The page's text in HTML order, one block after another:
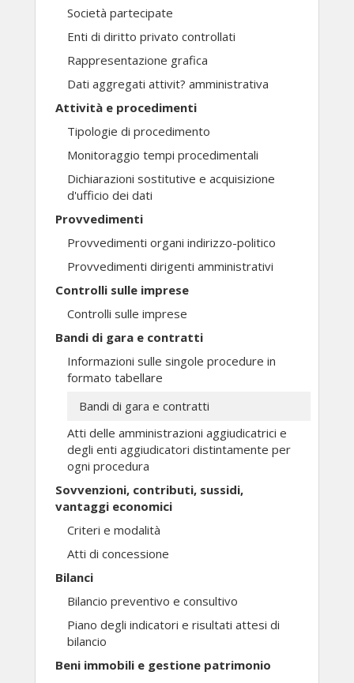
Società partecipate
Enti di diritto privato controllati
Rappresentazione grafica
Dati aggregati attivit? amministrativa
Attività e procedimenti
Tipologie di procedimento
Monitoraggio tempi procedimentali
Dichiarazioni sostitutive e acquisizione
d'ufficio dei dati
Provvedimenti
Provvedimenti organi indirizzo-politico
Provvedimenti dirigenti amministrativi
Controlli sulle imprese
Controlli sulle imprese
Bandi di gara e contratti
Informazioni sulle singole procedure in
formato tabellare
Bandi di gara e contratti
Atti delle amministrazioni aggiudicatrici e
degli enti aggiudicatori distintamente per
ogni procedura
Sovvenzioni, contributi, sussidi,
vantaggi economici
Criteri e modalità
Atti di concessione
Bilanci
Bilancio preventivo e consultivo
Piano degli indicatori e risultati attesi di
bilancio
Beni immobili e gestione patrimonio